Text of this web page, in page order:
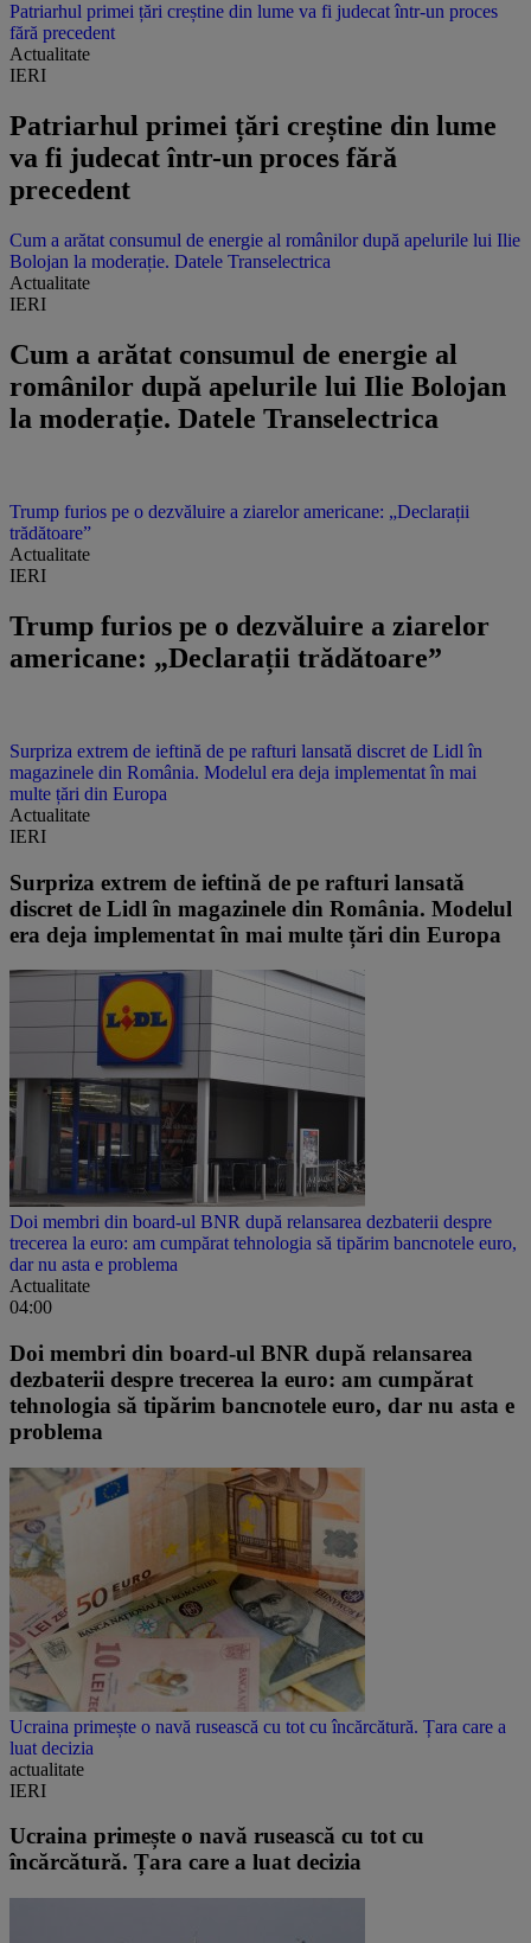
Patriarhul primei țări creștine din lume va fi judecat într-un proces
fără precedent
Actualitate
IERI
Patriarhul primei țări creștine din lume
va fi judecat într-un proces fără
precedent
Cum a arătat consumul de energie al românilor după apelurile lui Ilie
Bolojan la moderație. Datele Transelectrica
Actualitate
IERI
Cum a arătat consumul de energie al
românilor după apelurile lui Ilie Bolojan
la moderație. Datele Transelectrica
Trump furios pe o dezvăluire a ziarelor americane: „Declarații
trădătoare”
Actualitate
IERI
Trump furios pe o dezvăluire a ziarelor
americane: „Declarații trădătoare”
Surpriza extrem de ieftină de pe rafturi lansată discret de Lidl în
magazinele din România. Modelul era deja implementat în mai
multe țări din Europa
Actualitate
IERI
Surpriza extrem de ieftină de pe rafturi lansată
discret de Lidl în magazinele din România. Modelul
era deja implementat în mai multe țări din Europa
Doi membri din board-ul BNR după relansarea dezbaterii despre
trecerea la euro: am cumpărat tehnologia să tipărim bancnotele euro,
dar nu asta e problema
Actualitate
04:00
Doi membri din board-ul BNR după relansarea
dezbaterii despre trecerea la euro: am cumpărat
tehnologia să tipărim bancnotele euro, dar nu asta e
problema
Ucraina primește o navă rusească cu tot cu încărcătură. Țara care a
luat decizia
actualitate
IERI
Ucraina primește o navă rusească cu tot cu
încărcătură. Țara care a luat decizia